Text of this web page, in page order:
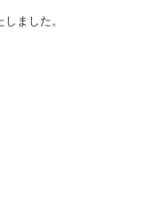
ました。